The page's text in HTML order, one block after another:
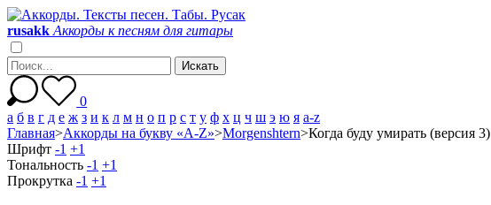
rusakk Аккорды к песням для гитары
0
а б в г д е ж з и к л м н о п р с т у ф х ц ч ш э ю я a-z
Главная>Аккорды на букву «A-Z»>Morgenshtern>Когда буду умирать (версия 3)
Шрифт -1 +1
Тональность -1 +1
Прокрутка -1 +1